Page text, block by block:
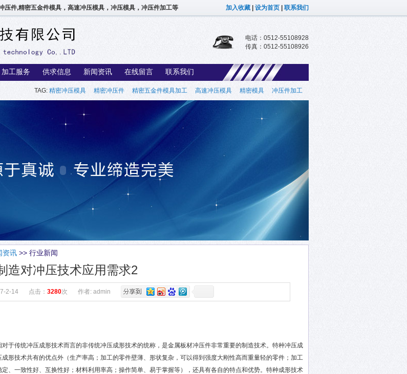
压件,精密五金件模具，高速冲压模具，冲压模具，冲压件加工等 加入收藏 设为首页 联系我们
电话：0512-55108928
传真：0512-55108926
加工服务 供求信息 新闻资讯 在线留言 联系我们
TAG: 精密冲压模具 精密冲压件 精密五金件模具加工 高速冲压模具 精密模具 冲压件加工
资讯 >> 行业新闻
造对冲压技术应用需求2
2-14 点击： 3280次 作者: admin
于传统冲压成形技术而言的非传统冲压成形技术的统称，是金属板材冲压件非常重要的制造技术。特种冲压成
形技术共有的优点外（生产率高；加工的零件壁薄、形状复杂，可以得到强度大刚性高而重量轻的零件；加工
、一致性好、互换性好；材料利用率高；操作简单、易于掌握等），还具有各自的特点和优势。特种成形技术